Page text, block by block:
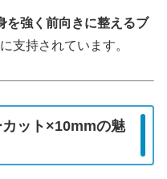
を強く前向きに整えるブ
支持されています。
ット×10mmの魅